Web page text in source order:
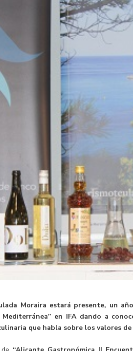
Moraira estará presente, un
en IFA dando a
que habla sobre los valores